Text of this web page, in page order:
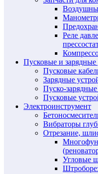
Реле
Пусковые и зарядные
Пусковые
Зарядные
Пуско-зарядные
Пусковые
Электроинструмент
Вибраторы
Отрезание,
Угловые